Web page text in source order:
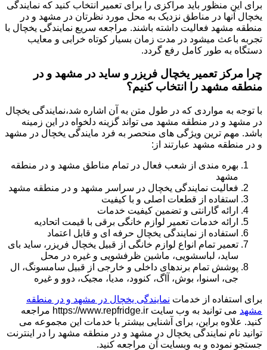
برای این منظور باید مراکزی را برای تعمیر انتخاب کنید که نمایندگی
یخچال آنها در مناطق نزدیک به محل مورد نظرتان در مشهد و در
منطقه مشهد فعالیت داشته باشند. مراجعه سریع نمایندگی یخچال با
تجربه باعث میشود در مدت زمان بسیار کوتاه خرابی و معایب
دستگاه به طور کامل رفع گردد.
چرا مرکز تعمیر یخچال فریزر و ساید در مشهد و در
منطقه مشهد را انتخاب کنیم؟
با توجه به مواردی که در طول متن به آن اشاره شد،نمایندگی یخچال
در مشهد و در منطقه مشهد می تواند گزینه دلخواه در این زمینه
باشد. مهم ترین ویژگی های منحصر به فرد مایندگی یخچال در مشهد
و در منطقه مشهد عبارتند از:
بهره مندی از شعب فعال در تمام مناطق مشهد و در منطقه
مشهد
فعالیت نمایندگی یخچال در سراسر مشهد و در منطقه مشهد
استفاده از قطعات اصلی و با کیفیت
ارائه گارانتی و تضمین کیفیت خدمات
ارائه خدمات تعمیر لوازم خانگی برقی با قیمت اتحادیه
استفاده از نمایندگی یخچال حرفه ای و قابل اعتماد
تعمیر تمام انواع لوازم خانگی از قبیل یخچال فریزر، ساید بای
ساید، لباسشویی، ماشین ظرفشویی و غیره در محل
پوشش تمام برندهای داخلی و خارجی از قبیل سامسونگ، ال
جی، اسنوا، بوش، آاگ، کنوود، مدیا، مجیک، دوو و غیره
برای استفاده از خدمات نمایندگی یخچال در مشهد و در منطقه
مشهد
می توانید به وب سایت https://www.repfridge.ir مراجعه
کنید. علاوه براین، برای آشنایی بیشتر با خدمات این مجموعه می
توانید نام نمایندگی یخچال در مشهد و در منطقه مشهد را در اینترنت
جستجو نموده و به وبسایت آن مراجعه کنید.